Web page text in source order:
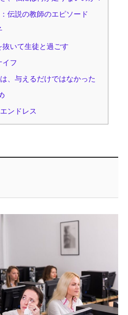
伝説の教師のエピソード
抜いて生徒と過ごす
イフ
、与えるだけではなかった
ンドレス